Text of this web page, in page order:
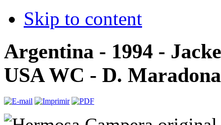
Skip to content
Argentina - 1994 -
USA WC - D. Maradona